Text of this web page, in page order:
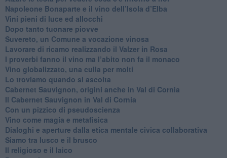
​Napoleone Bonaparte e il vino dell’Isola d’Elba
Vini pieni di luce ed allocchi
Dopo tanto tuonare piovve
Suvereto, un Comune a vocazione vinosa
Lavorare di ricamo realizzando il Valzer in Rosa
​I proverbi fanno il vino ma l’abito non fa il monaco
Vino globalizzato, una culla per molti
Lo troviamo quando si ascolta
Cabernet Sauvignon, origini anche in Val di Cornia
Il Cabernet Sauvignon in Val di Cornia
Con un pizzico di pseudoscienza
​Vino come magia e metafisica
Dialoghi e aperture dalla etica mentale civica collaborativa
Siamo tra lusco e il brusco
Il religioso e il laico